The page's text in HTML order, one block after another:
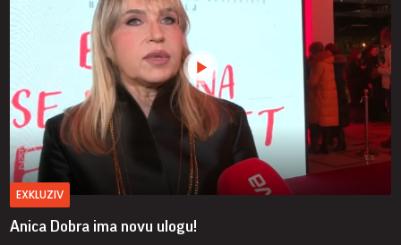
EXKLUZIV
Anica Dobra ima novu ulogu!